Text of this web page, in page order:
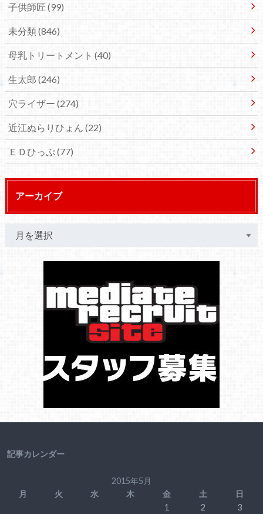
子供師匠 (99)
未分類(846)
母乳トリートメント (40)
生太郎 (246)
穴ライザー (274)
近江ぬらりひょん (22)
ＥＤひっぷ (77)
アーカイブ
記事カレンダー
2015年5月
月
火 水 木 金 土
日
1
2 3